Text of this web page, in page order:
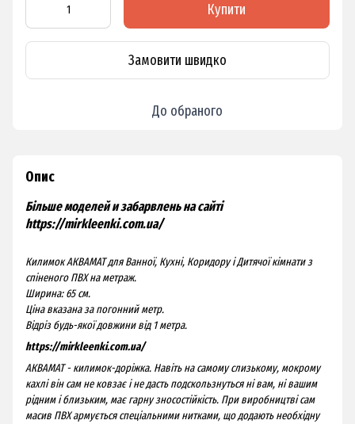
Купити
Замовити швидко
До обраного
Опис
Більше моделей и забарвлень насайті
https://mirkleenki.com.ua/
Килимок АКВАМАТ для Ванної, Кухні, Коридору і Дитячої кімнати з
спіненого ПВХ на метраж.
Ширина: 65 см.
Ціна вказана за погонний метр.
Відріз будь-якої довжини від 1 метра.
https://mirkleenki.com.ua/
АКВАМАТ - килимок-доріжка. Навіть на самому слизькому, мокрому
кахлі він сам не ковзає і не дасть подскользнуться ні вам, ні вашим
рідним і близьким, має гарну зносостійкість. При виробництві сам
масив ПВХ армується спеціальними нитками, що додають необхідну